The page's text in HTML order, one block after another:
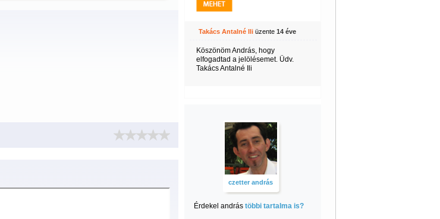
Takács Antalné Iliüzente 14 éve
Köszönöm András, hogy
elfogadtad a jelölésemet. Üdv.
Takács Antalné Ili
czetter andrás
Érdekel andrás többi tartalma is?